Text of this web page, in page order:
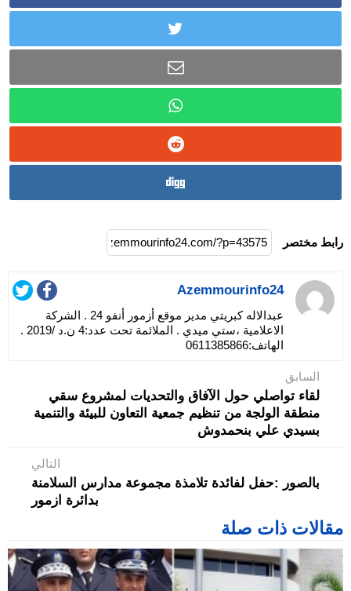
رابط مختصر
Azemmourinfo24
عبدالاله كبريتي مدير موقع أزمور أنفو 24 . الشركة
الاعلامية ،ستي ميدي . الملائمة تحت عدد:4 ن.د /2019 .
الهاتف:0611385866
السابق
لقاء تواصلي حول الآفاق والتحديات لمشروع سقي
منطقة الولجة من تنظيم جمعية التعاون للبيئة والتنمية
بسيدي علي بنحمدوش
التالي
بالصور :حفل لفائدة تلامذة مجموعة مدارس السلامنة
بدائرة ازمور
مقالات ذات صلة